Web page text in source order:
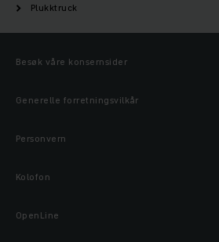
Plukktruck
Besøk våre konsernsider
Generelle forretningsvilkår
Personvern
Kolofon
OpenLine